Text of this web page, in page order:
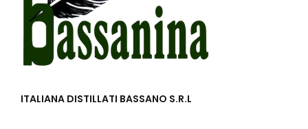
ITALIANA DISTILLATI BASSANO S.R.L